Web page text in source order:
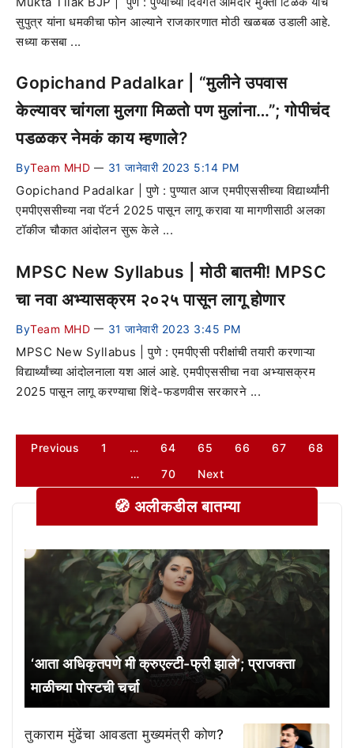
सुपुत्र यांना धमकीचा फोन आल्याने राजकारणात मोठी खळबळ उडाली आहे.
सध्या कसबा ...
Gopichand Padalkar | “मुलीने उपवास
केल्यावर चांगला मुलगा मिळतो पण मुलांना…”; गोपीचंद
पडळकर नेमकं काय म्हणाले?
ByTeam MHD — 31 जानेवारी 2023 5:14 PM
Gopichand Padalkar | पुणे : पुण्यात आज एमपीएससीच्या विद्यार्थ्यांनी
एमपीएससीच्या नवा पॅटर्न 2025 पासून लागू करावा या मागणीसाठी अलका
टॉकीज चौकात आंदोलन सुरू केले ...
MPSC New Syllabus | मोठी बातमी! MPSC
चा नवा अभ्यासक्रम २०२५ पासून लागू होणार
ByTeam MHD — 31 जानेवारी 2023 3:45 PM
MPSC New Syllabus | पुणे : एमपीएसी परीक्षांची तयारी करणाऱ्या
विद्यार्थ्यांच्या आंदोलनाला यश आलं आहे. एमपीएससीचा नवा अभ्यासक्रम
2025 पासून लागू करण्याचा शिंदे-फडणवीस सरकारने ...
Previous 1 … 64 65 66 67
68
…
70 Next
🧭 अलीकडील बातम्या
‘आता अधिकृतपणे मी क्रुएल्टी-फ्री झाले’; प्राजक्ता
माळीच्या पोस्टची चर्चा
तुकाराम मुंढेंचा आवडता मुख्यमंत्री कोण?